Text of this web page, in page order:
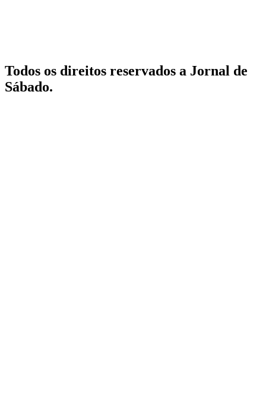
Todos os direitos reservados a Jornal de
Sábado.